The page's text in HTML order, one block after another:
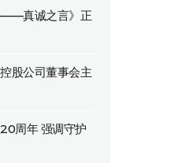
——真诚之言》正
股公司董事会主
周年 强调守护